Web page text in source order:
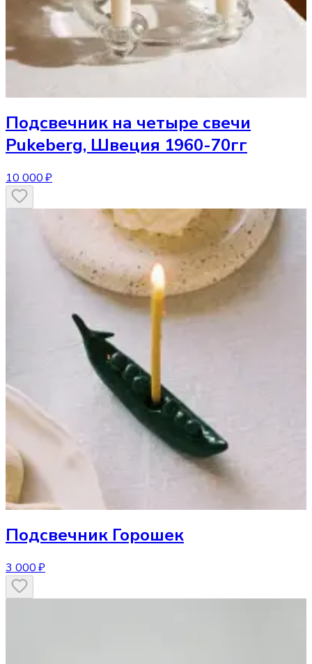
Подсвечник на четыре свечи
Pukeberg, Швеция 1960-70гг
10 000 ₽
Подсвечник Горошек
3 000 ₽